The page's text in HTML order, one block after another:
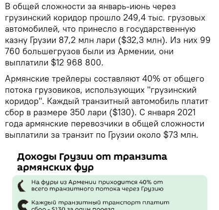
В общей сложности за январь-июнь через
грузинский коридор прошло 249,4 тыс. грузовых
автомобилей, что принесло в государственную
казну Грузии 87,2 млн лари ($32,3 млн). Из них 99
760 большегрузов были из Армении, они
выплатили $12 968 800.
Армянские трейлеры составляют 40% от общего
потока грузовиков, использующих "грузинский
коридор". Каждый транзитный автомобиль платит
сбор в размере 350 лари ($130). С января 2021
года армянские перевозчики в общей сложности
выплатили за транзит по Грузии около $73 млн.